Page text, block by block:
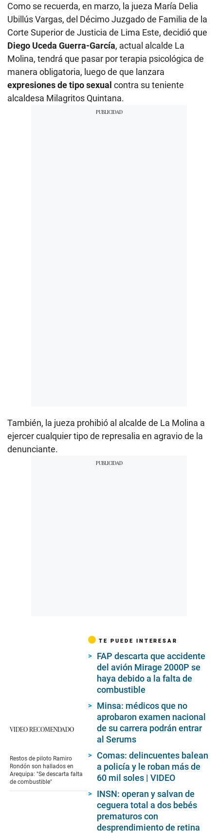
Como se recuerda, en marzo, la jueza María Delia
Ubillús Vargas, del Décimo Juzgado de Familia de la
Corte Superior de Justicia de Lima Este, decidió que
Diego Uceda Guerra-García, actual alcalde La
Molina, tendrá que pasar por terapia psicológica de
manera obligatoria, luego de que lanzara
expresiones de tipo sexual contra su teniente
alcaldesa Milagritos Quintana.
También, la jueza prohibió al alcalde de La Molina a
ejercer cualquier tipo de represalia en agravio de la
denunciante.
VIDEO RECOMENDADO
Restos de piloto Ramiro
Rondón son hallados en
Arequipa: "Se descarta falta
de combustible"
TE PUEDE INTERESAR
FAP descarta que accidente
del avión Mirage 2000P se
haya debido a la falta de
combustible
Minsa: médicos que no
aprobaron examen nacional
de su carrera podrán entrar
al Serums
Comas: delincuentes balean
a policía y le roban más de
60 mil soles | VIDEO
INSN: operan y salvan de
ceguera total a dos bebés
prematuros con
desprendimiento de retina